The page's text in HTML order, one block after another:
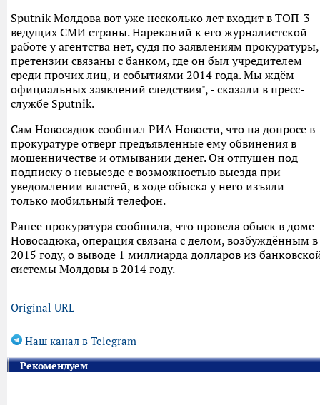
Sputnik Молдова вот уже несколько лет входит в ТОП-3
ведущих СМИ страны. Нареканий к его журналистской
работе у агентства нет, судя по заявлениям прокуратуры,
претензии связаны с банком, где он был учредителем
среди прочих лиц, и событиями 2014 года. Мы ждём
официальных заявлений следствия", - сказали в пресс-
службе Sputnik.
Сам Новосадюк сообщил РИА Новости, что на допросе в
прокуратуре отверг предъявленные ему обвинения в
мошенничестве и отмывании денег. Он отпущен под
подписку о невыезде с возможностью выезда при
уведомлении властей, в ходе обыска у него изъяли
только мобильный телефон.
Ранее прокуратура сообщила, что провела обыск в доме
Новосадюка, операция связана с делом, возбуждённым в
2015 году, о выводе 1 миллиарда долларов из
системы Молдовы в 2014 году.
Original URL
Наш канал в Telegram
Рекомендуем